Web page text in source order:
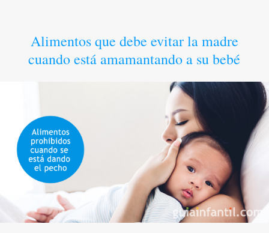
Alimentos que debe evitar la madre
cuando está amamantando a su bebé